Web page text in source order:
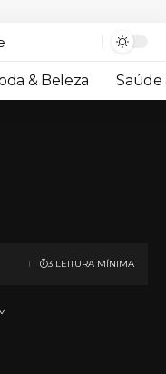
& Beleza Saúde
3 LEITURA MÍNIMA